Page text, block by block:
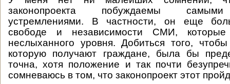
законопроекта побуждаемы самыми
устремлениями. В частности, он еще
свободе и независимости СМИ,
неслыханного уровня. Добиться того,
которую получают граждане, была бы
точна, хотя положение и так почти
сомневаюсь в том, что законопроект этот